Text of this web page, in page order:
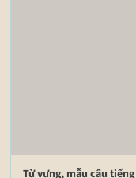
Từ vựng, mẫu câu